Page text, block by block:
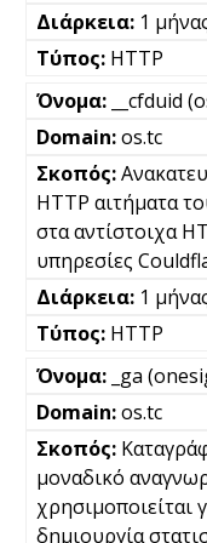
1
HTTP
__cfduid
os.tc
HTTP αιτήματα
στα αντίστοιχα
υπηρεσίες
1
HTTP
_ga
os.tc
μοναδικό
χρησιμοποιείται
δημιουργία